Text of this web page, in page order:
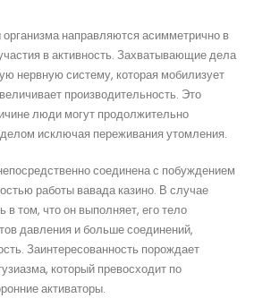
направляются асимметрично в
в активность. Захватывающие дела
нервную систему, которая мобилизует
производительность. Это
люди могут продолжительно
исключая переживания утомления.
соединена с побуждением
работы вавада казино. В случае
в том, что он выполняет, его тело
давления и больше соединений,
Заинтересованность порождает
который превосходит по
активаторы.